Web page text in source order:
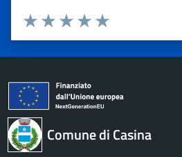
Valuta 5 stelle su 5
Valuta 4 stelle su 5
Valuta 3 stelle su 5
Valuta 2 stelle su 5
Valuta 1 stelle su 5
Comune di Casina